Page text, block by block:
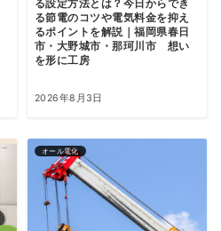
る設定方法とは？今日からでき
る節電のコツや電気料金を抑え
るポイントを解説｜福岡県春日
市・大野城市・那珂川市 想い
を形に工房
2026年8月3日
オール電化